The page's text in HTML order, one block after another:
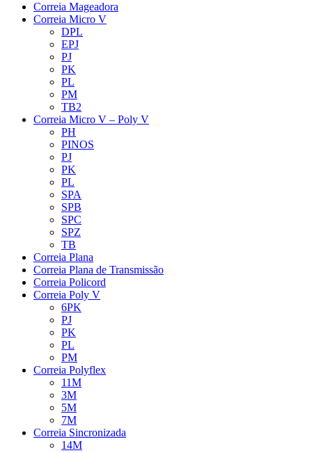
Correia Mageadora
Correia Micro V
DPL
EPJ
PJ
PK
PL
PM
TB2
Correia Micro V – Poly V
PH
PINOS
PJ
PK
PL
SPA
SPB
SPC
SPZ
TB
Correia Plana
Correia Plana de Transmissão
Correia Policord
Correia Poly V
6PK
PJ
PK
PL
PM
Correia Polyflex
11M
3M
5M
7M
Correia Sincronizada
14M